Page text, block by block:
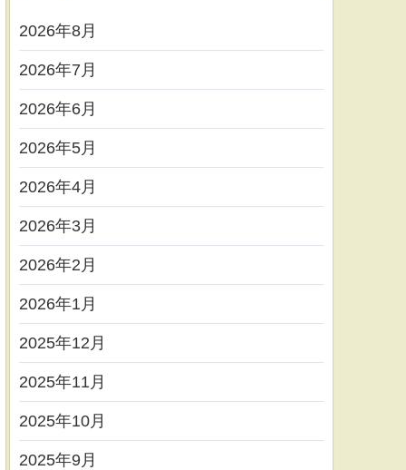
2026年8月
2026年7月
2026年6月
2026年5月
2026年4月
2026年3月
2026年2月
2026年1月
2025年12月
2025年11月
2025年10月
2025年9月